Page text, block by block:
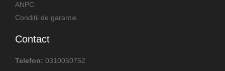
ANPC
Conditii de garantie
Contact
Telefon: 0310050752